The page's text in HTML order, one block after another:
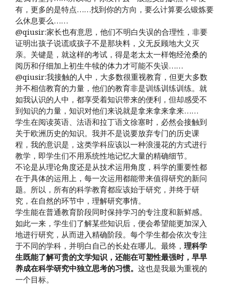
有，更多的是特点……找到你的方向，要么计算要么锻炼要
么休息要么……
@qiusir:家长也有意思，他们不明白失误的合理性，非要
证明出孩子说谎或孩子不是那块料，义无反顾地大义灭
亲。关键是，就这样的考试，得是老太太一样饱经沧桑的
阅历和仔细加上初生牛犊的体力才可能不失误……
@qiusir:我接触的人中，大多数很重视教育，但更大多数
并不相信教育的力量，他们的教育非是训练训练训练。就
如我认识的人中，都享受着知识带来的便利，但却感受不
到知识的力量，知识对他们来说就是拿来拿来拿来……
学生在阅读英语、法语和拉丁语文徐塞时，必然会接触到
关于欧洲历史的知识。我并不是说要放弃专门的历史课
程，我的意识是，这类学科应该以一种浪漫花的方式进行
教学，即学生们不用系统性地记忆大量的精确细节。
不论是从理论角度还是从技术运用角度，科学的重要性都
在于具体的运用上，每一次运用都能带来值得研究的新问
题。所以，所有的科学教育都应该始于研究，并终于研
究，在自然的环节中，理解研究事情。
学生能在普通教育阶段同时保持学习的专注度和新鲜感。
如此一来，学生们了解某些知识后，便会希望能更加深入
地进行研究，从而进入精确阶段。每个学生都会依次专注
于不同的学科，并明白自己的长处在哪儿。最终， 理科学
生既能了解可贵的文学知识，还能在可塑性最强时，早早
养成在科学研究中独立思考的习惯。 这也是我最为重视的
一个目标。